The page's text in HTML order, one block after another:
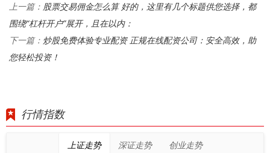
上一篇： 股票交易佣金怎么算 好的，这里有几个标题供您选择，都
围绕“杠杆开户”展开，且在以内：
下一篇： 炒股免费体验专业配资 正规在线配资公司：安全高效，助
您轻松投资！
行情指数
上证走势 深证走势 创业走势